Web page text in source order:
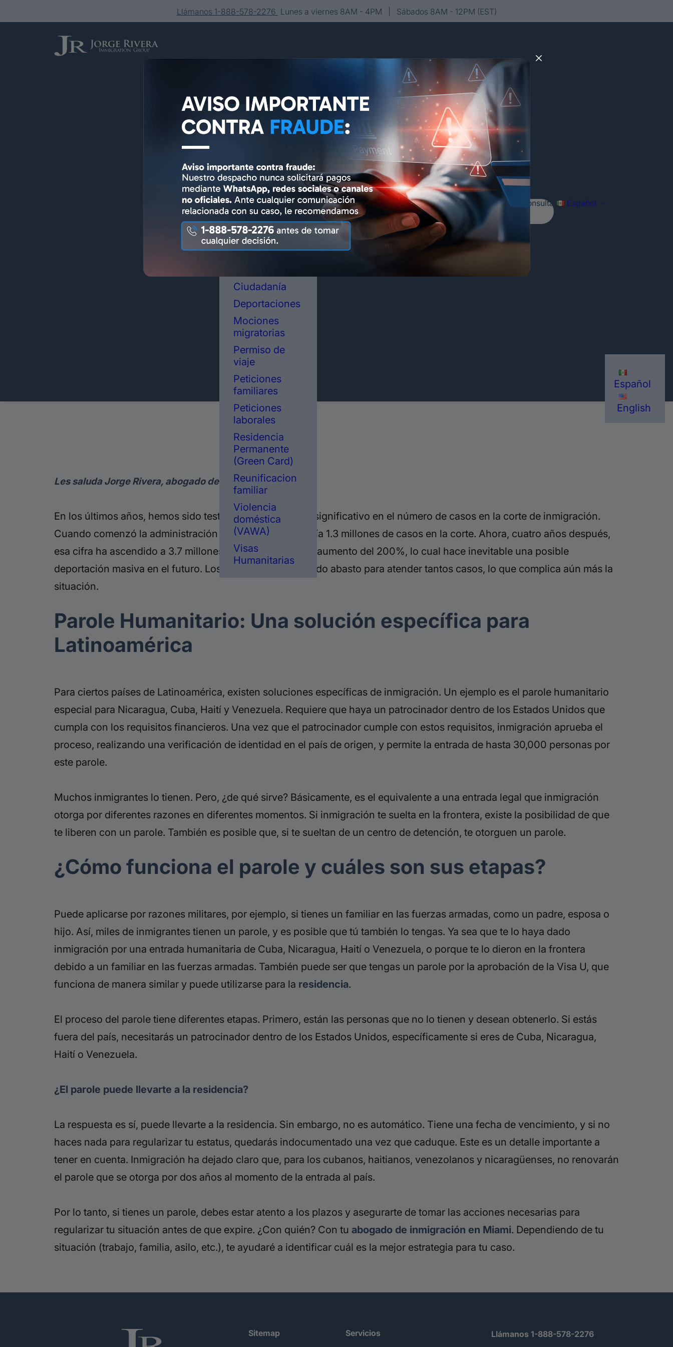
Llámanos 1-888-578-2276 Lunes a viernes 8AM - 4PM | Sábados 8AM - 12PM (EST)
Servicios
Asesoría y
representación
legal en
inmigración
Ciudadanía
Deportaciones
Mociones
migratorias
Permiso de
viaje
Peticiones
familiares
Peticiones
laborales
Residencia
Permanente
(Green Card)
Reunificacion
familiar
Violencia
doméstica
(VAWA)
Visas
Humanitarias
Conócenos Editorial Contacto Agenda tu consulta Español
Español
English
Les saluda Jorge Rivera, abogado de inmigración.
En los últimos años, hemos sido testigos de un aumento significativo en el número de casos en la corte de inmigración.
Cuando comenzó la administración de Biden-Harris, había 1.3 millones de casos en la corte. Ahora, cuatro años después,
esa cifra ha ascendido a 3.7 millones. Esto representa un aumento del 200%, lo cual hace inevitable una posible
deportación masiva en el futuro. Los jueces no están dando abasto para atender tantos casos, lo que complica aún más la
situación.
Parole Humanitario: Una solución específica para
Latinoamérica
Para ciertos países de Latinoamérica, existen soluciones específicas de inmigración. Un ejemplo es el parole humanitario
especial para Nicaragua, Cuba, Haití y Venezuela. Requiere que haya un patrocinador dentro de los Estados Unidos que
cumpla con los requisitos financieros. Una vez que el patrocinador cumple con estos requisitos, inmigración aprueba el
proceso, realizando una verificación de identidad en el país de origen, y permite la entrada de hasta 30,000 personas por
este parole.
Muchos inmigrantes lo tienen. Pero, ¿de qué sirve? Básicamente, es el equivalente a una entrada legal que inmigración
otorga por diferentes razones en diferentes momentos. Si inmigración te suelta en la frontera, existe la posibilidad de que
te liberen con un parole. También es posible que, si te sueltan de un centro de detención, te otorguen un parole.
¿Cómo funciona el parole y cuáles son sus etapas?
Puede aplicarse por razones militares, por ejemplo, si tienes un familiar en las fuerzas armadas, como un padre, esposa o
hijo. Así, miles de inmigrantes tienen un parole, y es posible que tú también lo tengas. Ya sea que te lo haya dado
inmigración por una entrada humanitaria de Cuba, Nicaragua, Haití o Venezuela, o porque te lo dieron en la frontera
debido a un familiar en las fuerzas armadas. También puede ser que tengas un parole por la aprobación de la Visa U, que
funciona de manera similar y puede utilizarse para la residencia.
El proceso del parole tiene diferentes etapas. Primero, están las personas que no lo tienen y desean obtenerlo. Si estás
fuera del país, necesitarás un patrocinador dentro de los Estados Unidos, específicamente si eres de Cuba, Nicaragua,
Haití o Venezuela.
¿El parole puede llevarte a la residencia?
La respuesta es sí, puede llevarte a la residencia. Sin embargo, no es automático. Tiene una fecha de vencimiento, y si no
haces nada para regularizar tu estatus, quedarás indocumentado una vez que caduque. Este es un detalle importante a
tener en cuenta. Inmigración ha dejado claro que, para los cubanos, haitianos, venezolanos y nicaragüenses, no renovarán
el parole que se otorga por dos años al momento de la entrada al país.
Por lo tanto, si tienes un parole, debes estar atento a los plazos y asegurarte de tomar las acciones necesarias para
regularizar tu situación antes de que expire. ¿Con quién? Con tu abogado de inmigración en Miami. Dependiendo de tu
situación (trabajo, familia, asilo, etc.), te ayudaré a identificar cuál es la mejor estrategia para tu caso.
Sitemap
Servicios
Llámanos 1-888-578-2276